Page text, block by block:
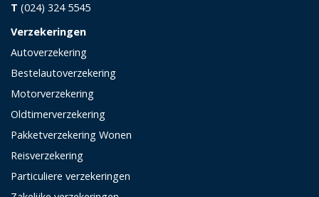
T (024) 324 5545
Verzekeringen
Autoverzekering
Bestelautoverzekering
Motorverzekering
Oldtimerverzekering
Pakketverzekering Wonen
Reisverzekering
Particuliere verzekeringen